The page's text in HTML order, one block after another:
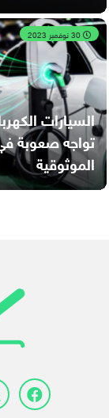
السيارات
تواجه صعوبة
الموثوقية